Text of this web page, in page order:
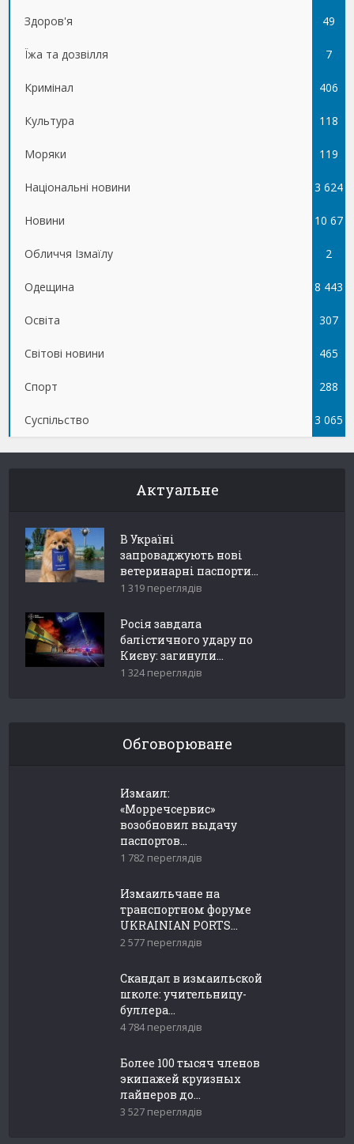
Здоров'я 49
Їжа та дозвілля 7
Кримінал 406
Культура 118
Моряки 119
Національні новини 3 624
Новини 10 67
5
Обличчя Ізмаїлу 2
Одещина 8 443
Освіта 307
Світові новини 465
Спорт 288
Суспільство 3 065
Актуальне
В Україні
запроваджують нові
ветеринарні паспорти...
1 319 переглядів
Росія завдала
балістичного удару по
Києву: загинули...
1 324 переглядів
Обговорюване
Измаил:
«Морречсервис»
возобновил выдачу
паспортов...
1 782 переглядів
Измаильчане на
транспортном форуме
UKRAINIAN PORTS...
2 577 переглядів
Скандал в измаильской
школе: учительницу-
буллера...
4 784 переглядів
Более 100 тысяч членов
экипажей круизных
лайнеров до...
3 527 переглядів